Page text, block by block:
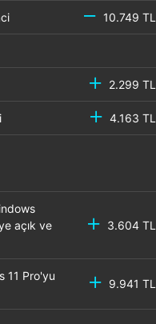
10.749 TL
2.299 TL
4.163 TL
açık ve
3.604 TL
11 Pro'yu
9.941 TL